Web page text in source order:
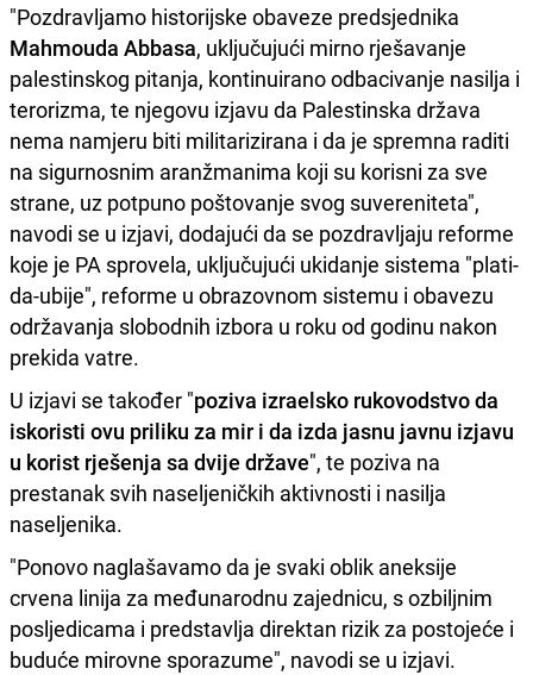
"Pozdravljamo historijske obaveze predsjednika
Mahmouda Abbasa, uključujući mirno rješavanje
palestinskog pitanja, kontinuirano odbacivanje nasilja i
terorizma, te njegovu izjavu da Palestinska država
nema namjeru biti militarizirana i da je spremna raditi
na sigurnosnim aranžmanima koji su korisni za sve
strane, uz potpuno poštovanje svog suvereniteta",
navodi se u izjavi, dodajući da se pozdravljaju reforme
koje je PA sprovela, uključujući ukidanje sistema "plati-
da-ubije", reforme u obrazovnom sistemu i obavezu
održavanja slobodnih izbora u roku od godinu nakon
prekida vatre.
U izjavi se također "poziva izraelsko rukovodstvo da
iskoristi ovu priliku za mir i da izda jasnu javnu izjavu
u korist rješenja sa dvije države", te poziva na
prestanak svih naseljeničkih aktivnosti i nasilja
naseljenika.
"Ponovo naglašavamo da je svaki oblik aneksije
crvena linija za međunarodnu zajednicu, s ozbiljnim
posljedicama i predstavlja direktan rizik za postojeće i
buduće mirovne sporazume", navodi se u izjavi.